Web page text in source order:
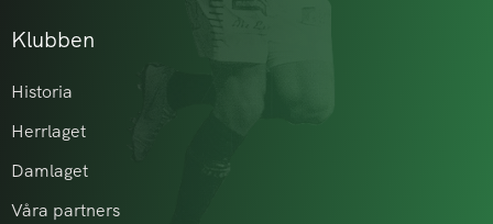
Klubben
Historia
Herrlaget
Damlaget
Våra partners